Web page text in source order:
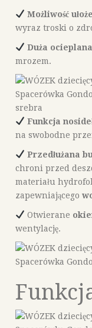
Możliwość
wyraz troski o
Duża ocieplana
mrozem.
Funkcja
na swobodne
Przedłużana
chroni przed
materiału
zapewniającego
Otwierane
wentylację.